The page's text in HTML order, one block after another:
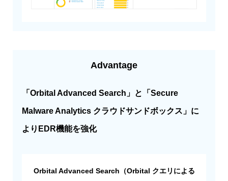
Advantage
「Orbital Advanced Search」と「Secure
Malware Analytics クラウドサンドボックス」に
よりEDR機能を強化
Orbital Advanced Search（Orbital クエリによる